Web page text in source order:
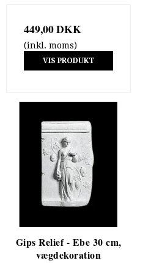
449,00 DKK
(inkl. moms)
VIS PRODUKT
Gips Relief - Ebe 30 cm,
vægdekoration